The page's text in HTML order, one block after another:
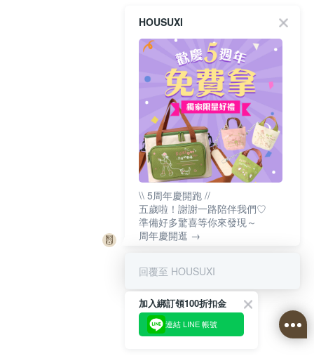
HOUSUXI
\\ 5周年慶開跑 //
五歲啦！謝謝一路陪伴我們♡
準備好多驚喜等你來發現～
周年慶開逛 →
回覆至 HOUSUXI
加入綁訂領100折扣金
連結 LINE 帳號